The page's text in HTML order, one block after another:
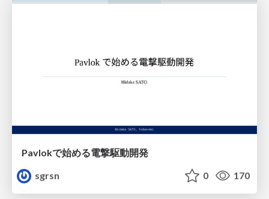
Pavlokで始める電撃駆動開発
sgrsn
0 170